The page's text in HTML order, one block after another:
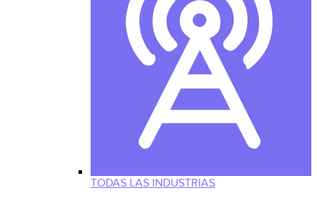
TODAS LAS INDUSTRIAS